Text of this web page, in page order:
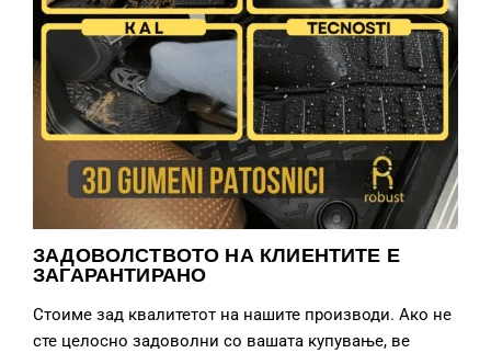
ЗАДОВОЛСТВОТО НА КЛИЕНТИТЕ Е
ЗАГАРАНТИРАНО
Стоиме зад квалитетот на нашите производи. Ако не
сте целосно задоволни со вашата купување, ве